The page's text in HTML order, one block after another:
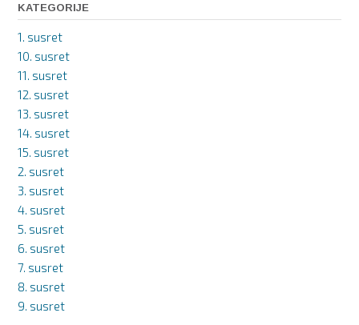
KATEGORIJE
1. susret
10. susret
11. susret
12. susret
13. susret
14. susret
15. susret
2. susret
3. susret
4. susret
5. susret
6. susret
7. susret
8. susret
9. susret